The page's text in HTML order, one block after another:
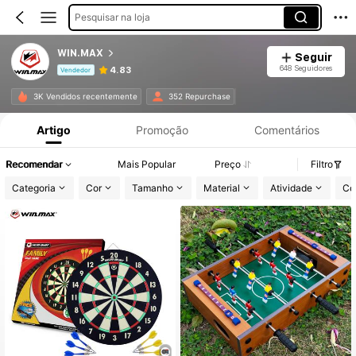
Pesquisar na loja
WIN.MAX
Vendedor 4.83
Seguir
648 Seguidores
3K Vendidos recentemente 352 Repurchase
Informações do Produto: Divulgação de Preço, Vendas e Detalhes de Stock.
Artigo Promoção Comentários
Recomendar Mais Popular Preço
Filtro
Categoria
Cor Tamanho Material Atividade